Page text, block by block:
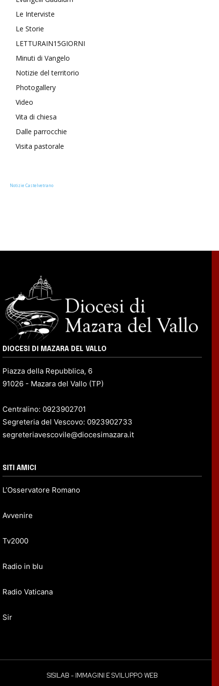
Le Interviste
Le Storie
LETTURAIN15GIORNI
Minuti di Vangelo
Notizie del territorio
Photogallery
Video
Vita di chiesa
Dalle parrocchie
Visita pastorale
Notizie Castelvetrano
DIOCESI DI MAZARA DEL VALLO
Piazza della Repubblica, 6
91026 - Mazara del Vallo (TP)
Centralino: 0923902701
Segreteria del Vescovo: 0923902733
segreteriavescovile@diocesimazara.it
SITI AMICI
L’Osservatore Romano
Avvenire
Tv2000
Radio in blu
Radio Vaticana
Sir
SISILAB - IMMAGINI E SVILUPPO WEB